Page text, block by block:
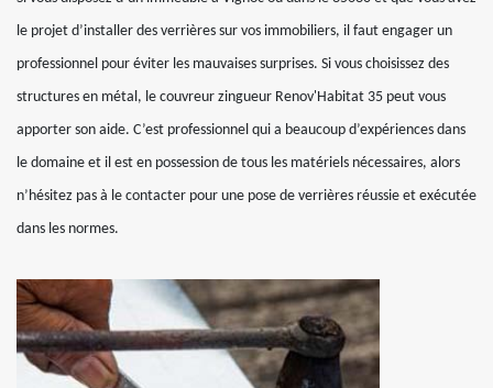
le projet d’installer des verrières sur vos immobiliers, il faut engager un
professionnel pour éviter les mauvaises surprises. Si vous choisissez des
structures en métal, le couvreur zingueur Renov'Habitat 35 peut vous
apporter son aide. C’est professionnel qui a beaucoup d’expériences dans
le domaine et il est en possession de tous les matériels nécessaires, alors
n’hésitez pas à le contacter pour une pose de verrières réussie et exécutée
dans les normes.